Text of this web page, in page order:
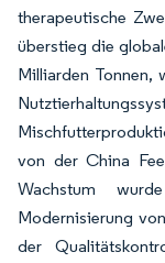
therapeutische
überstieg die
Milliarden Tonnen,
von der China
Wachstum
Modernisierung
der